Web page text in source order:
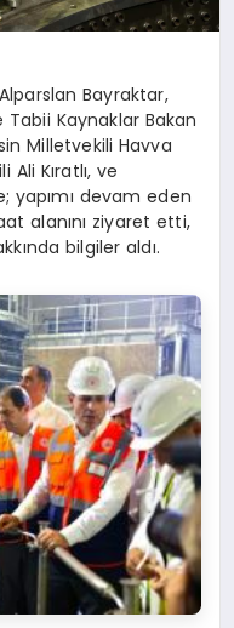
Bayraktar,
Tabii Kaynaklar Bakan
Milletvekili Havva
Kıratlı, ve
yapımı devam eden
alanını ziyaret etti,
bilgiler aldı.